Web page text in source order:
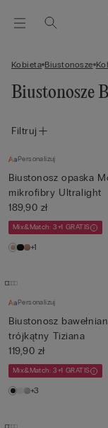
Kobieta Biustonosze
Biustonosze
Filtruj
Personalizuj
Biustonosz opaska
mikrofibry Ultralight
189,90 zł
Mix&Match: 3+1 GRATIS
+1
Personalizuj
Biustonosz
trójkątny Tiziana
119,90 zł
Mix&Match: 3+1 GRATIS
+3